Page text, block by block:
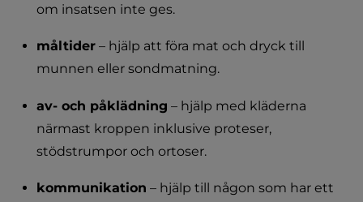
om insatsen inte ges.
måltider – hjälp att föra mat och dryck till
munnen eller sondmatning.
av- och påklädning – hjälp med kläderna
närmast kroppen inklusive proteser,
stödstrumpor och ortoser.
kommunikation – hjälp till någon som har ett